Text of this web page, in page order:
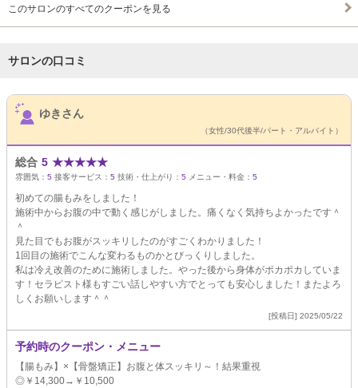
このサロンのすべてのクーポンを見る
サロンの口コミ
サロンPick Up
ゆきさん
（女性/30代後半/パート・アルバイト）
総合 5 ★★★★★
雰囲気： 5 接客サービス： 5 技術・仕上がり： 5 メニュー・料金： 5
初めての腸もみをしました！
施術中からお腹の中で動く感じがしました。痛くなく気持ちよかったです＾
＾
見た目でもお腹がスッキリしたのがすごくわかりました！
1回目の施術でこんな変わるものかとびっくりしました。
私は冷え改善のために施術しました。やった後から身体がポカポカしていま
す！セラピスト様もすごい話しやすい方でとっても安心しました！またよろ
しくお願いします＾＾
[投稿日] 2025/05/22
予約時のクーポン・メニュー
【腸もみ】×【骨盤矯正】お腹と体スッキリ～！結果重視
◎￥14,300→￥10,500